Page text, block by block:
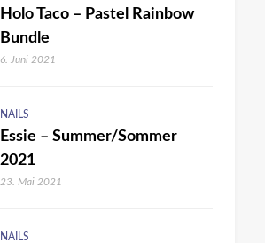
Holo Taco – Pastel Rainbow
Bundle
6. Juni 2021
NAILS
Essie – Summer/Sommer
2021
23. Mai 2021
NAILS